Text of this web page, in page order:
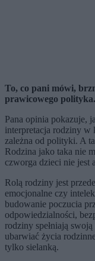
To, co pani mówi,
prawicowego polityka.
Pana opinia pokazuje,
interpretacja rodziny w
zależna od polityki. A
Rodzina jako taka nie
czworga dzieci nie jest
Rolą rodziny jest
emocjonalne czy
budowanie poczucia
odpowiedzialności,
rodziny spełniają
ubarwiać życia
tylko sielanką.